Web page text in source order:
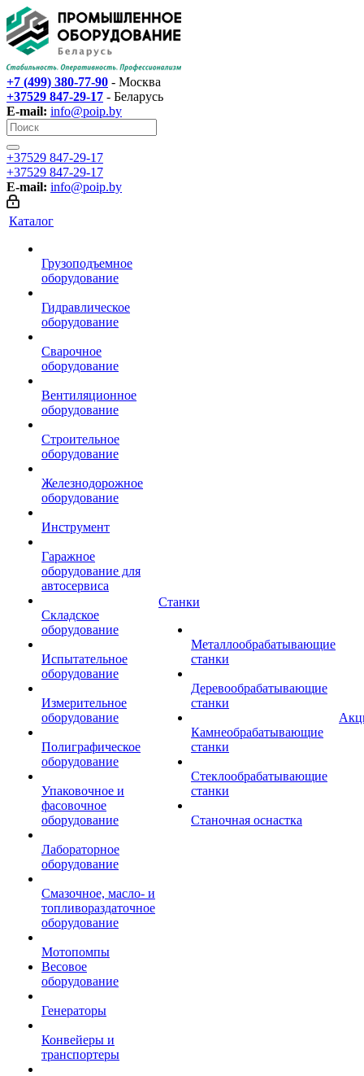
+7 (499) 380-77-90 - Москва
+37529 847-29-17‬ - Беларусь
E-mail: info@poip.by
+37529 847-29-17‬
+37529 847-29-17‬
E-mail: info@poip.by
Каталог
Грузоподъемное
оборудование
Гидравлическое
оборудование
Сварочное
оборудование
Вентиляционное
оборудование
Строительное
оборудование
Железнодорожное
оборудование
Инструмент
Гаражное
оборудование для
автосервиса
Складское
оборудование
Испытательное
оборудование
Измерительное
оборудование
Полиграфическое
оборудование
Упаковочное и
фасовочное
оборудование
Лабораторное
оборудование
Смазочное, масло- и
топливораздаточное
оборудование
Мотопомпы
Весовое
оборудование
Генераторы
Конвейеры и
транспортеры
Станки
Металлообрабатывающие
станки
Деревообрабатывающие
станки
Камнеобрабатывающие
станки
Стеклообрабатывающие
станки
Станочная оснастка